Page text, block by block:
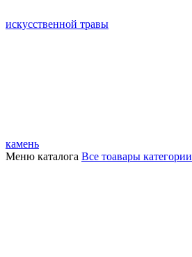
искусственной травы
камень
Меню каталога Все тоавары категории